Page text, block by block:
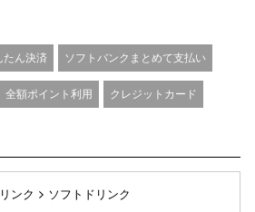
たん決済 ソフトバンクまとめて支払い
全額ポイント利用 クレジットカード
ンク
ソフトドリンク